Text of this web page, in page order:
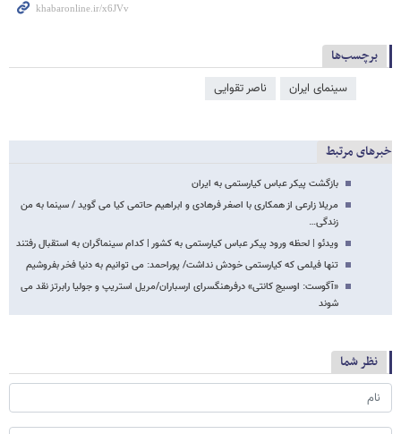
برچسب‌ها
سینمای ایران ناصر تقوایی
خبرهای مرتبط
بازگشت پیکر عباس کیارستمی به ایران
مریلا زارعی از همکاری با اصغر فرهادی و ابراهیم حاتمی کیا می گوید / سینما به من
زندگی…
ویدئو | لحظه ورود پیکر عباس کیارستمی به کشور | کدام سینماگران به استقبال رفتند
تنها فیلمی که کیارستمی خودش نداشت/ پوراحمد: می توانیم به دنیا فخر بفروشیم
«آگوست: اوسیج کانتی» درفرهنگسرای ارسباران/مریل استریپ و جولیا رابرتز نقد می
شوند
نظر شما